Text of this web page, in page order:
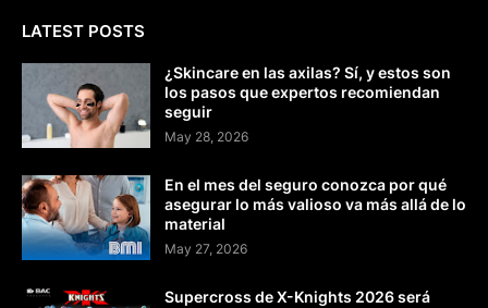
LATEST POSTS
¿Skincare en las axilas? Sí, y estos son
los pasos que expertos recomiendan
seguir
May 28, 2026
En el mes del seguro conozca por qué
asegurar lo más valioso va más allá de lo
material
May 27, 2026
Supercross de X-Knights 2026 será